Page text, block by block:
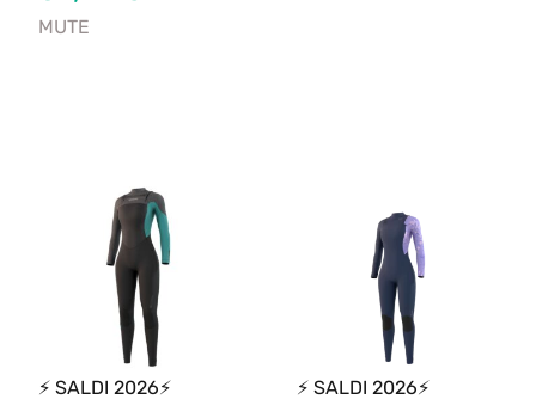
MUTE
⚡ SALDI 2026⚡ ⚡ SALDI 2026⚡